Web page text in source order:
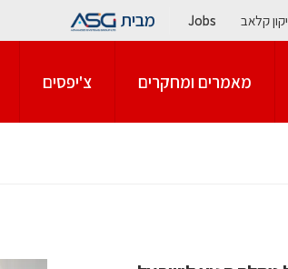
קלאב Jobs מבית
מאמרים ומחקרים צ'יפסים